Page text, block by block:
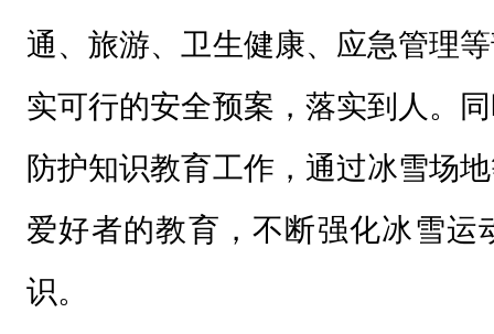
通、旅游、卫生健康、应急管理
实可行的安全预案，落实到人。
防护知识教育工作，通过冰雪场
爱好者的教育，不断强化冰雪运
识。